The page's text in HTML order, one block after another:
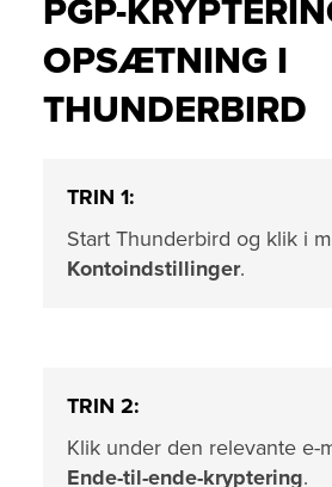
PGP-
OPSÆTNING I
THUNDERBIRD
TRIN 1:
Start Thunderbird og klik i
Kontoindstillinger.
TRIN 2:
Klik under den relevante e-
Ende-til-ende-kryptering.